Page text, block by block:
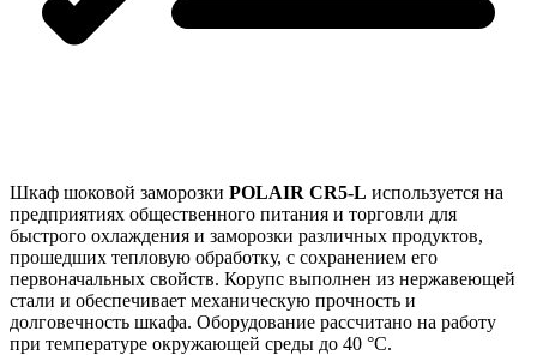
Шкаф шоковой заморозки​ POLAIR CR5-L используется на
предприятиях общественного питания и торговли для
быстрого охлаждения и заморозки различных продуктов,
прошедших тепловую обработку, с сохранением его
первоначальных свойств. Корупс выполнен из нержавеющей
стали и обеспечивает механическую прочность и
долговечность шкафа. Оборудование рассчитано на работу
при температуре окружающей среды до 40 °С.